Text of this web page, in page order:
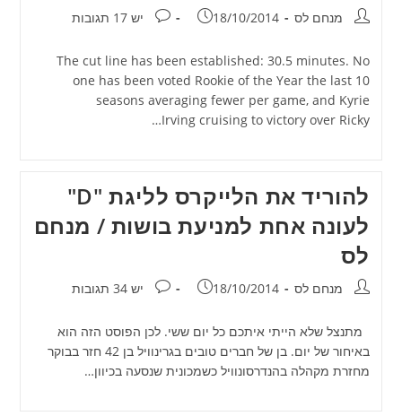
מחבר:מנחם לס פורסם:
18/10/2014 תגובות:
יש 17 תגובות
The cut line has been established: 30.5 minutes. No
one has been voted Rookie of the Year the last 10
seasons averaging fewer per game, and Kyrie
Irving cruising to victory over Ricky…
להוריד את הלייקרס לליגת "D"
לעונה אחת למניעת בושות / מנחם
לס
מחבר:מנחם לס פורסם:
18/10/2014 תגובות:
יש 34 תגובות
מתנצל שלא הייתי איתכם כל יום ששי. לכן הפוסט הזה הוא
באיחור של יום. בן של חברים טובים בגרינוויל בן 42 חזר בבוקר
מחזרת מקהלה בהנדרסונוויל כשמכונית שנסעה בכיוון…